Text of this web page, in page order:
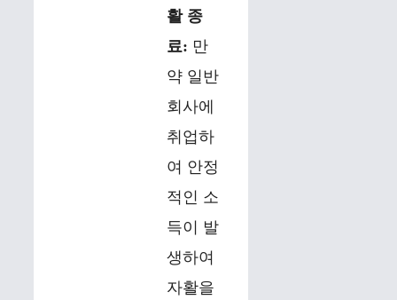
활 종
료: 만
약 일반
회사에
취업하
여 안정
적인 소
득이 발
생하여
자활을